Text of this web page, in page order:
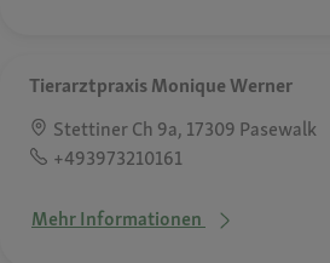
Tierarztpraxis Monique Werner
Stettiner Ch 9a, 17309 Pasewalk
+493973210161
Mehr Informationen